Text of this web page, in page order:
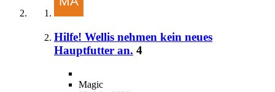
Hilfe! Wellis nehmen kein neues
Hauptfutter an. 4
Magic